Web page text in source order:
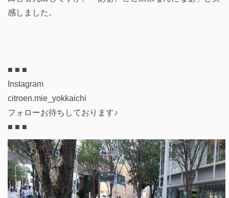
感しました。
■ ■ ■
Instagram
citroen.mie_yokkaichi
フォローお待ちしております♪
■ ■ ■